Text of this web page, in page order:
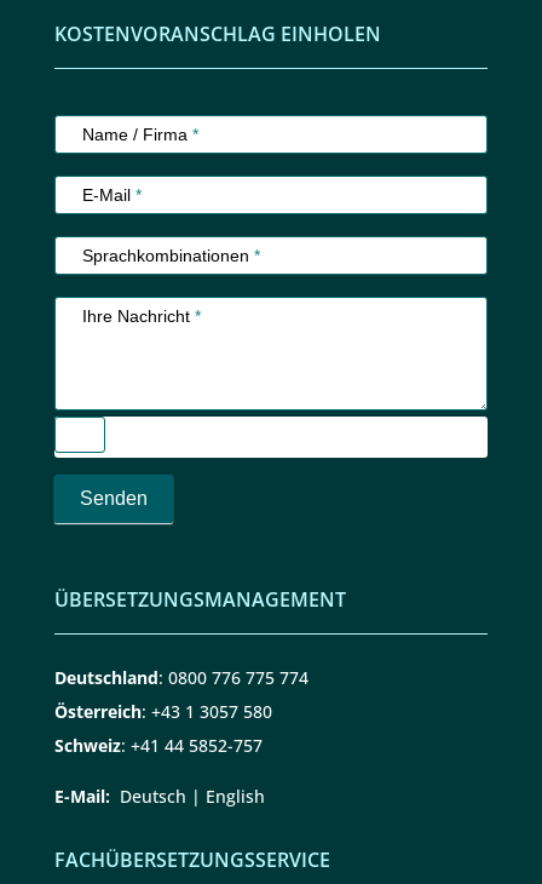
KOSTENVORANSCHLAG EINHOLEN
Name / Firma *
E-Mail *
Sprachkombinationen *
Ihre Nachricht *
Senden
ÜBERSETZUNGSMANAGEMENT
Deutschland: 0800 776 775 774
Österreich: +43 1 3057 580
Schweiz: +41 44 5852-757
E-Mail: Deutsch | English
FACHÜBERSETZUNGSSERVICE